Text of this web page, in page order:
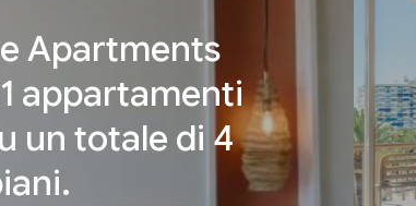
Apartments
appartamenti
un totale di 4